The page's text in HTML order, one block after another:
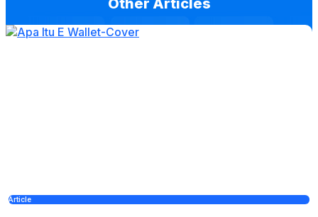
Other Articles
Article